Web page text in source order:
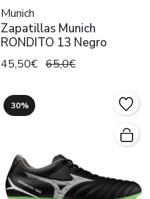
Munich
Zapatillas Munich
RONDITO 13 Negro
45,50€ 65,0€
30%